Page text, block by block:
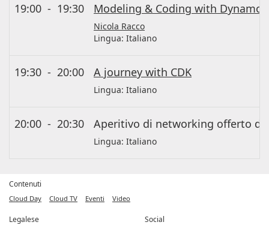
19:00 - 19:30 Modeling & Coding with Dynamo
Nicola Racco
Lingua: Italiano
19:30 - 20:00 A journey with CDK
Lingua: Italiano
20:00 - 20:30 Aperitivo di networking offerto da
Lingua: Italiano
Contenuti
Cloud Day Cloud TV Eventi Video
Legalese Social